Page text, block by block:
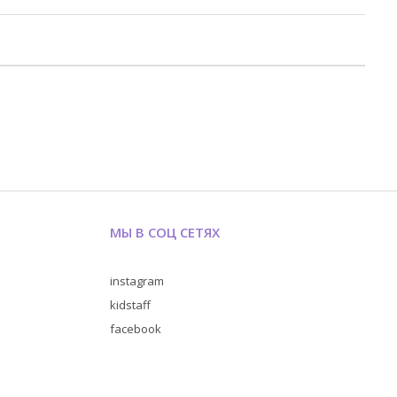
МЫ В СОЦ СЕТЯХ
instagram
kidstaff
facebook